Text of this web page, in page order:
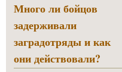
Много ли бойцов
задерживали
заградотряды и как
они действовали?